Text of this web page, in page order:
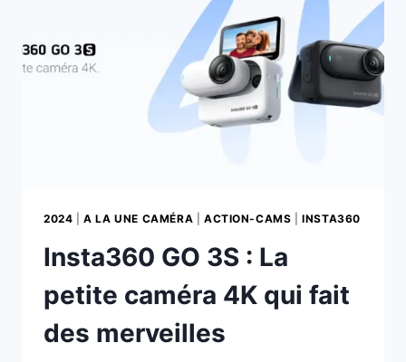
L’ACHAT
D’UNE
CAMÉRA
OU
2024 |A LA UNE CAMÉRA ACTION-CAMS |INSTA360
Insta360 GO 3S : La
petite caméra 4K qui fait
des merveilles